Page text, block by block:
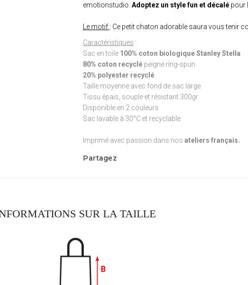
emotionstudio. Adoptez un style fun et décalé pour
Le motif : Ce petit chaton adorable saura vous tenir
Caractéristiques :
Sac en toile 100% coton biologique Stanley Stella
80% coton recyclé peigné ring-spun
20% polyester recyclé
Taille moyenne avec fond de sac large
Tissu épais, souple et résistant 300gr
Disponible en 2 couleurs
Sac lavable à 30°C et recyclable
Imprimé avec passion dans nos ateliers français.
Partagez
SUR LA TAILLE